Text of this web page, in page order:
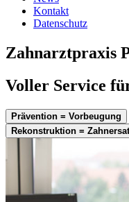
Kontakt
Datenschutz
Zahnarztpraxis
Voller Service
Prävention = Vorbeugung
Rekonstruktion =